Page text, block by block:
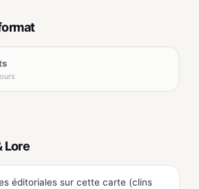
Lore
éditoriales sur cette carte (clins